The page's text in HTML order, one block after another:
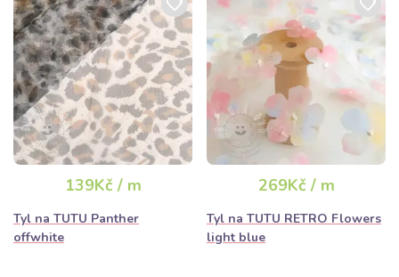
139Kč / m
Tyl na TUTU Panther
offwhite
269Kč / m
Tyl na TUTU RETRO Flowers
light blue